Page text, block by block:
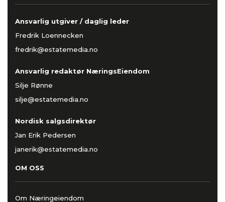
Ansvarlig utgiver / daglig leder
Fredrik Loennecken
fredrik@estatemedia.no
Ansvarlig redaktør NæringsEiendom
Silje Rønne
silje@estatemedia.no
Nordisk salgsdirektør
Jan Erik Pedersen
janerik@estatemedia.no
OM OSS
Om Næringeiendom